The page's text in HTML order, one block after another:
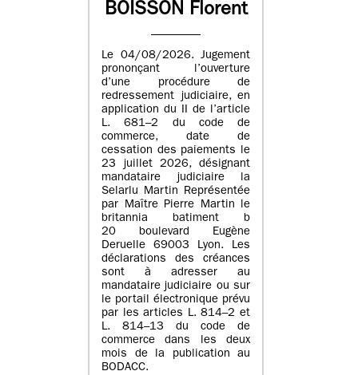
BOISSON Florent
Le 04/08/2026. Jugement
prononçant l’ouverture
d’une procédure de
redressement judiciaire, en
application du II de l’article
L. 681–2 du code de
commerce, date de
cessation des paiements le
23 juillet 2026, désignant
mandataire judiciaire la
Selarlu Martin Représentée
par Maître Pierre Martin le
britannia batiment b
20 boulevard Eugène
Deruelle 69003 Lyon. Les
déclarations des créances
sont à adresser au
mandataire judiciaire ou sur
le portail électronique prévu
par les articles L. 814–2 et
L. 814–13 du code de
commerce dans les deux
mois de la publication au
BODACC.